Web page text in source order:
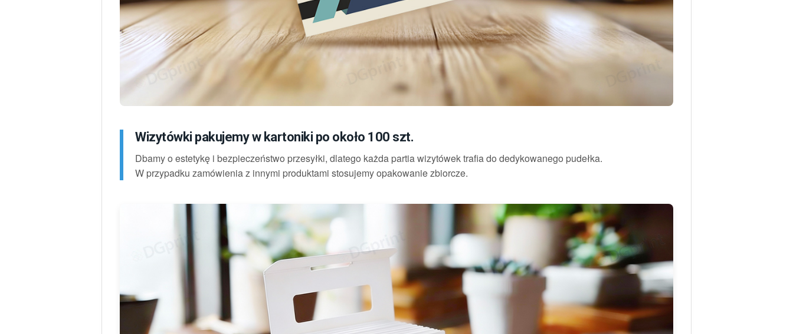
Wizytówki pakujemy w kartoniki po około 100 szt.
Dbamy o estetykę i bezpieczeństwo przesyłki, dlatego każda partia wizytówek trafia do dedykowanego pudełka.
W przypadku zamówienia z innymi produktami stosujemy opakowanie zbiorcze.